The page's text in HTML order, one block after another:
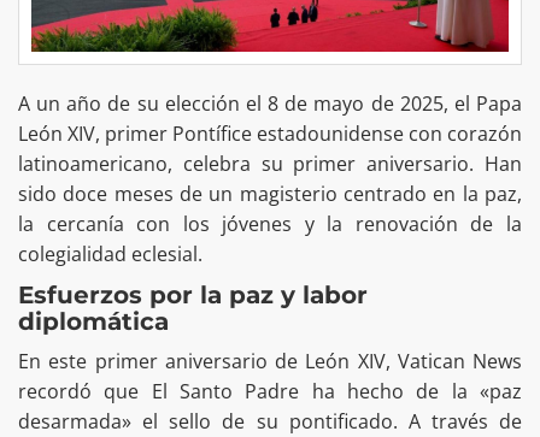
A un año de su elección el 8 de mayo de 2025, el Papa
León XIV, primer Pontífice estadounidense con corazón
latinoamericano, celebra su primer aniversario. Han
sido doce meses de un magisterio centrado en la paz,
la cercanía con los jóvenes y la renovación de la
colegialidad eclesial.
Esfuerzos por la paz y labor
diplomática
En este primer aniversario de León XIV, Vatican News
recordó que El Santo Padre ha hecho de la «paz
desarmada» el sello de su pontificado. A través de